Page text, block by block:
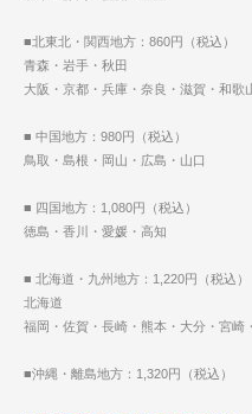
■北東北・関西地方：860円（税込）
青森・岩手・秋田
大阪・京都・兵庫・奈良・滋賀・和歌
■ 中国地方：980円（税込）
鳥取・島根・岡山・広島・山口
■ 四国地方：1,080円（税込）
徳島・香川・愛媛・高知
■ 北海道・九州地方：1,220円（税込）
北海道
福岡・佐賀・長崎・熊本・大分・宮崎
■沖縄・離島地方：1,320円（税込）